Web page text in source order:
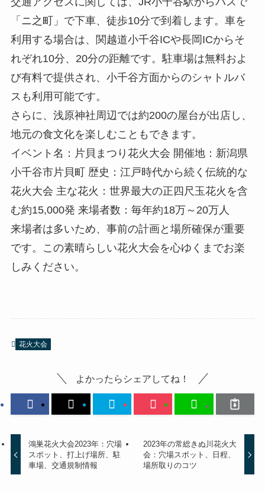
「ニ之町」で下車、徒歩10分で到着します。車を
利用する場合は、関越道小千谷ICや長岡ICからそ
れぞれ10分、20分の距離です。駐車場は無料およ
び有料で提供され、小千谷方面からのシャトルバ
スも利用可能です。
さらに、浅原神社周辺では約200の屋台が出店し、
地元の食文化を楽しむこともできます。
イベント名：片貝まつり花火大会 開催地：新潟県
小千谷市片貝町 歴史：江戸時代から続く伝統的な
花火大会 主な花火：世界最大の正四尺玉花火を含
む約15,000発 来場者数：毎年約18万～20万人
来場者は多いため、事前の計画と場所確保が重要
です。この素晴らしい花火大会を心ゆくまでお楽
しみください。
花火大会
よかったらシェアしてね！
鴻巣花火大会2023年：穴場
スポット、打上げ場所、駐
車場、交通規制情報
2023年の常総きぬ川花火大
会：穴場スポット、日程、
場所取りのコツ